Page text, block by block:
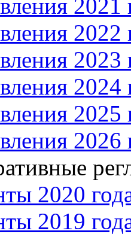
2021
2022
2023
2024
2025
2026
2020
2019